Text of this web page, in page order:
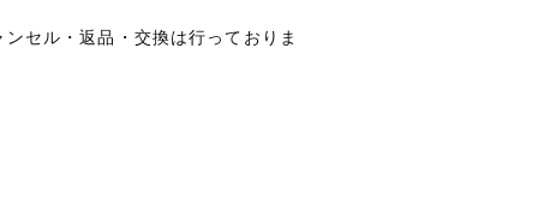
セル・返品・交換は行っておりま